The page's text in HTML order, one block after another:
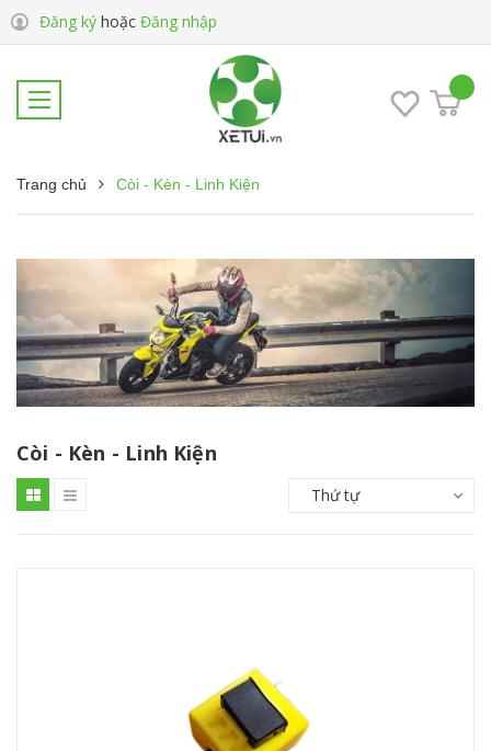
Đăng ký hoặc Đăng nhập
Trang chủ Còi - Kèn - Linh Kiện
Còi - Kèn - Linh Kiện
Thứ tự